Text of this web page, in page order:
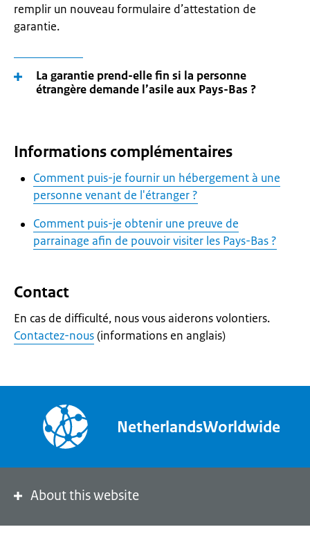
remplir un nouveau formulaire d’attestation de
garantie.
La garantie prend-elle fin si la personne
étrangère demande l’asile aux Pays-Bas ?
Informations complémentaires
Comment puis-je fournir un hébergement à une
personne venant de l'étranger ?
Comment puis-je obtenir une preuve de
parrainage afin de pouvoir visiter les Pays-Bas ?
Contact
En cas de difficulté, nous vous aiderons volontiers.
Contactez-nous(informations en anglais)
NetherlandsWorldwide
About this website